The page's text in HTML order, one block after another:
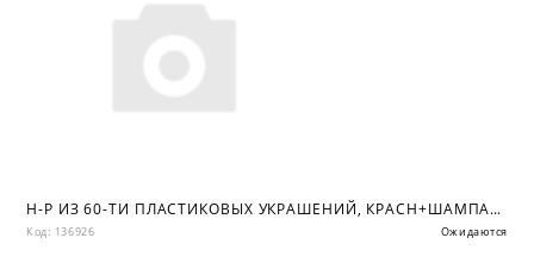
Н-Р ИЗ 60-ТИ ПЛАСТИКОВЫХ УКРАШЕНИЙ, КРАСН+ШАМПАНЬ+ЖЕМЧУЖН., КОР
Код: 136926 Ожидаются